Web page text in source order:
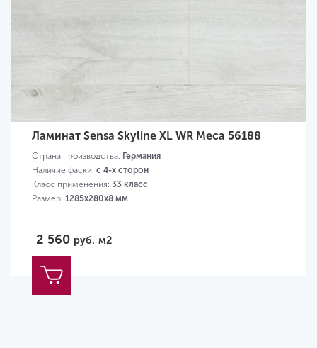
Ламинат Sensa Skyline XL WR Меса 56188
Страна производства: Германия
Наличие фаски: с 4-х сторон
Класс применения: 33 класс
Размер: 1285х280х8 мм
2 560 руб. м2